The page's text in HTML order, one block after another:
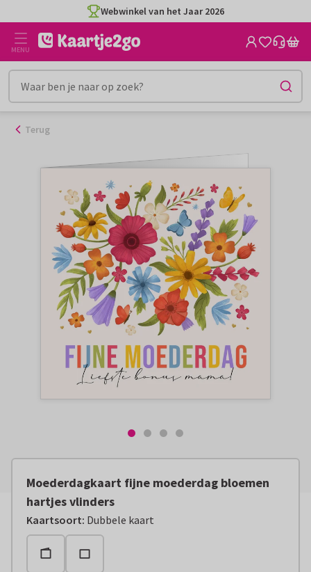
naar
inhoud
Webwinkel van het Jaar 2026
MENU
Terug
Moederdagkaart fijne moederdag bloemen
hartjes vlinders
Kaartsoort: Dubbele kaart
Vanaf:€ 2,79 excl. verzendkosten